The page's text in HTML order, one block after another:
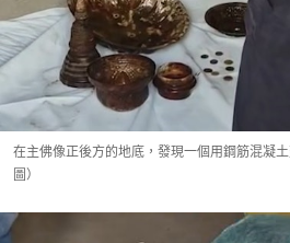
在主佛像正後方的地底，發現一個用鋼筋混凝
圖）